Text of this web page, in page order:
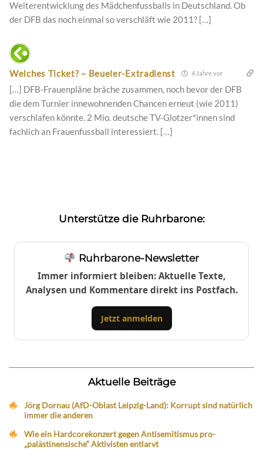
Weiterentwicklung des Mädchenfussballs in Deutschland. Ob
der DFB das noch einmal so verschläft wie 2011? […]
Welches Ticket? – Beueler-Extradienst 4 Jahre vor
[…] DFB-Frauenpläne bräche zusammen, noch bevor der DFB
die dem Turnier innewohnenden Chancen erneut (wie 2011)
verschlafen könnte. 2 Mio. deutsche TV-Glotzer*innen sind
fachlich an Frauenfussball interessiert. […]
Unterstütze die Ruhrbarone:
Ruhrbarone-Newsletter
Immer informiert bleiben: Aktuelle Texte,
Analysen und Kommentare direkt ins Postfach.
Jetzt anmelden
Aktuelle Beiträge
Jörg Dornau (AfD-Oblast Leipzig-Land): Korrupt sind natürlich
immer die anderen
Wie ein Hardcorekonzert gegen Antisemitismus pro-
„palästinensische“ Aktivisten entlarvt